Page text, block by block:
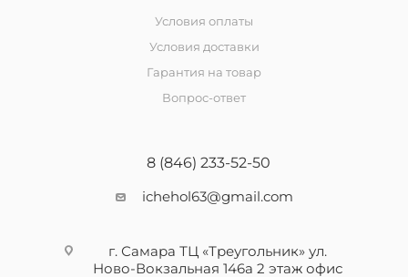
Условия оплаты
Условия доставки
Гарантия на товар
Вопрос-ответ
8 (846) 233-52-50
ichehol63@gmail.com
г. Самара ТЦ «Треугольник» ул.
Ново-Вокзальная 146а 2 этаж офис